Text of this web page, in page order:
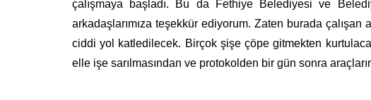
çalışmaya başladı. Bu da Fethiye Belediyesi ve
arkadaşlarımıza teşekkür ediyorum. Zaten burada çalışan
ciddi yol katledilecek. Birçok şişe çöpe gitmekten
elle işe sarılmasından ve protokolden bir gün sonra